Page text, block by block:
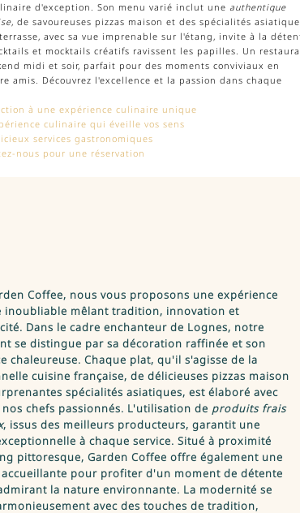
d'exception. Son menu varié inclut une authentique
, de savoureuses pizzas maison et des spécialités
avec sa vue imprenable sur l'étang, invite à la
et mocktails créatifs ravissent les papilles. Un
midi et soir, parfait pour des moments conviviaux en
amis. Découvrez l'excellence et la passion dans chaque
à une expérience culinaire unique
culinaire qui éveille vos sens
services gastronomiques
nous pour une réservation
Coffee, nous vous proposons une expérience
inoubliable mêlant tradition, innovation et
Dans le cadre enchanteur de Lognes, notre
se distingue par sa décoration raffinée et son
chaleureuse. Chaque plat, qu'il s'agisse de la
cuisine française, de délicieuses pizzas maison
spécialités asiatiques, est élaboré avec
chefs passionnés. L'utilisation de produits frais
, issus des meilleurs producteurs, garantit une
à chaque service. Situé à proximité
pittoresque, Garden Coffee offre également une
pour profiter d'un moment de détente
la nature environnante. La modernité se
avec des touches de tradition,